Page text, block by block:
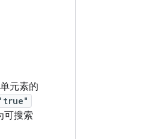
元素的
可搜索